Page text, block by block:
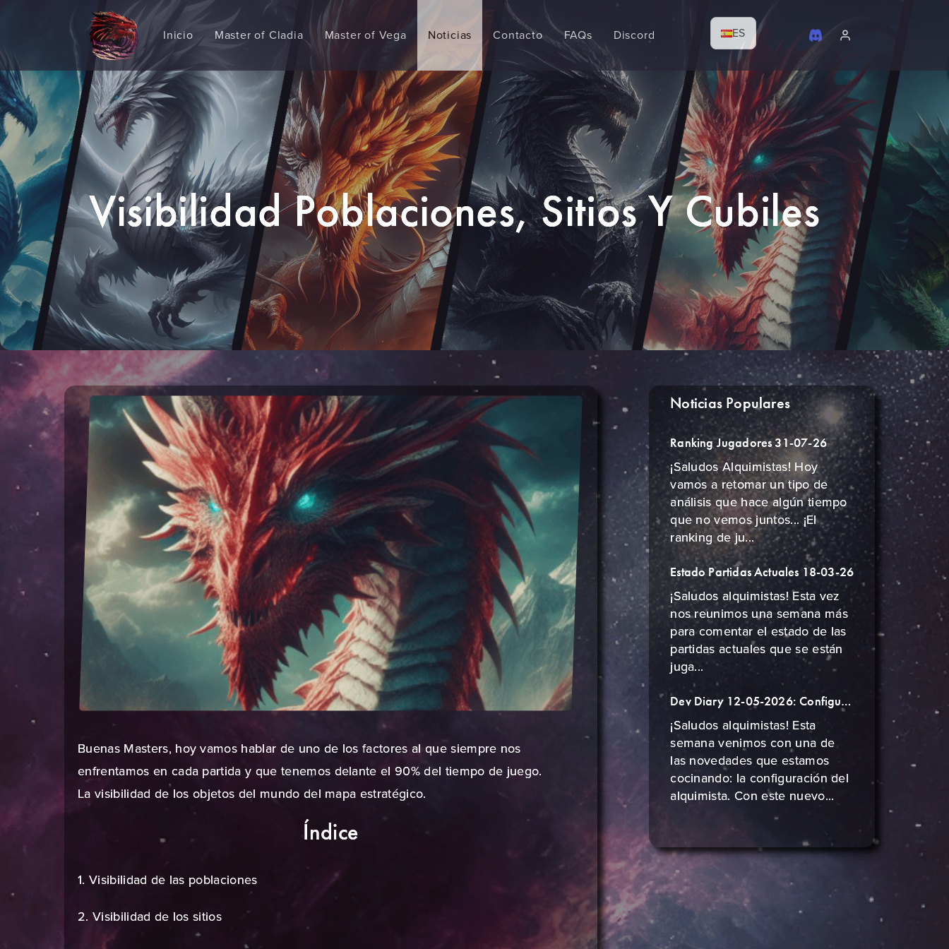
Inicio Master of Cladia Master of Vega Noticias Contacto FAQs Discord ES
Visibilidad Poblaciones, Sitios Y Cubiles
Buenas Masters, hoy vamos hablar de uno de los factores al que siempre nos
enfrentamos en cada partida y que tenemos delante el 90% del tiempo de juego.
La visibilidad de los objetos del mundo del mapa estratégico.
Índice
1. Visibilidad de las poblaciones
2. Visibilidad de los sitios
Noticias Populares
Ranking Jugadores 31-07-26
¡Saludos Alquimistas! Hoy
vamos a retomar un tipo de
análisis que hace algún tiempo
que no vemos juntos... ¡El
ranking de ju...
Estado Partidas Actuales 18-03-26
¡Saludos alquimistas! Esta vez
nos reunimos una semana más
para comentar el estado de las
partidas actuales que se están
juga...
Dev Diary 12-05-2026: Configuración de Alquimista
¡Saludos alquimistas! Esta
semana venimos con una de
las novedades que estamos
cocinando: la configuración del
alquimista. Con este nuevo...